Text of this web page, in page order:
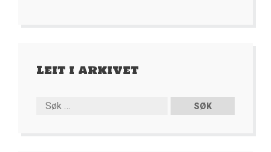
Leit i arkivet